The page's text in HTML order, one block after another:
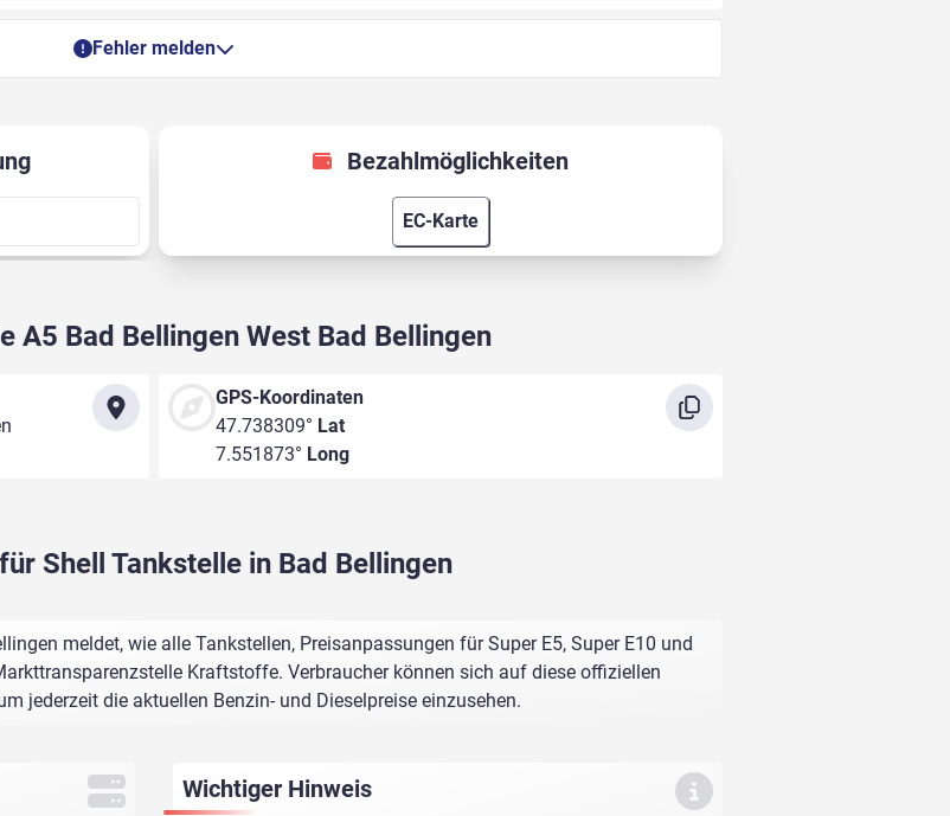
Fehler melden
Bezahlmöglichkeiten
EC-Karte
A5 Bad Bellingen West Bad Bellingen
GPS-Koordinaten
47.738309° Lat
7.551873° Long
Shell Tankstelle in Bad Bellingen
meldet, wie alle Tankstellen, Preisanpassungen für Super E5, Super E10 und
Kraftstoffe. Verbraucher können sich auf diese offiziellen
jederzeit die aktuellen Benzin- und Dieselpreise einzusehen.
Wichtiger Hinweis